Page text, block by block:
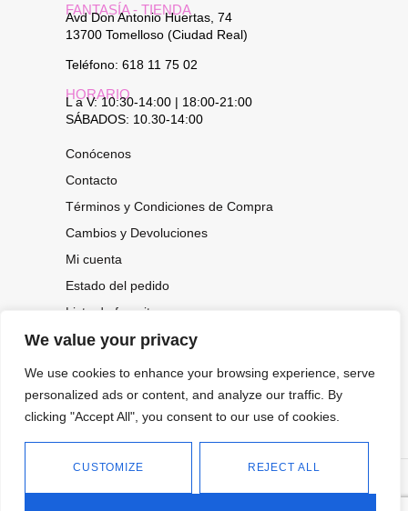
We value your privacy
We use cookies to enhance your browsing experience, serve
personalized ads or content, and analyze our traffic. By
clicking "Accept All", you consent to our use of cookies.
CUSTOMIZE REJECT ALL
FANTASÍA - TIENDA
Avd Don Antonio Huertas, 74
13700 Tomelloso (Ciudad Real)
Teléfono: 618 11 75 02
HORARIO
L a V: 10:30-14:00 | 18:00-21:00
SÁBADOS: 10.30-14:00
Conócenos
Contacto
Términos y Condiciones de Compra
Cambios y Devoluciones
Mi cuenta
Estado del pedido
Lista de favoritos
CONOCE NUESTRAS NOVEDADES,
OFERTAS...
2026.